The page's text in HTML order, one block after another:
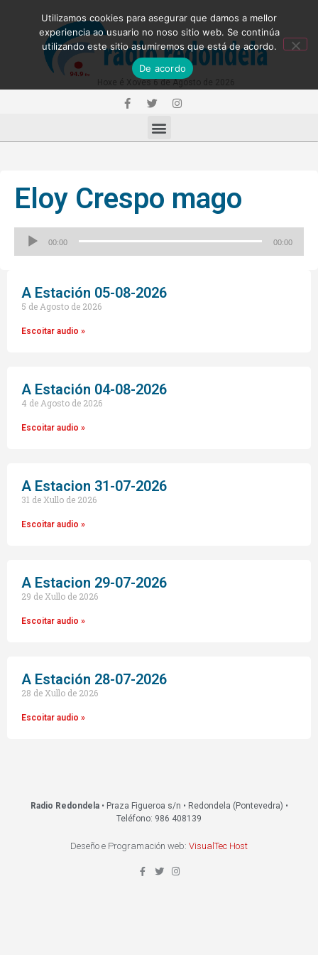
Eloy Crespo mago
00:00 00:00
A Estación 05-08-2026
5 de Agosto de 2026
Escoitar audio »
A Estación 04-08-2026
4 de Agosto de 2026
Escoitar audio »
A Estacion 31-07-2026
31 de Xullo de 2026
Escoitar audio »
A Estacion 29-07-2026
29 de Xullo de 2026
Escoitar audio »
A Estación 28-07-2026
28 de Xullo de 2026
Escoitar audio »
Radio Redondela• Praza Figueroa s/n • Redondela (Pontevedra) •
Teléfono: 986 408139
Deseño e Programación web: VisualTec Host
Utilizamos cookies para asegurar que damos a mellor
experiencia ao usuario no noso sitio web. Se continúa
utilizando este sitio asumiremos que está de acordo.
De acordo